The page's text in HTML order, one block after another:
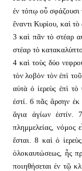
ἐν τόπῳ οὗ σφάζουσι
ἔναντι Κυρίου, καὶ
3 καὶ πᾶν τὸ στέαρ
στέαρ τὸ
4 καὶ τοὺς δύο
τὸν λοβὸν τὸν ἐπὶ
αὐτὰ ὁ ἱερεὺς ἐπὶ
ἐστί. 6 πᾶς ἄρσην ἐκ
ἅγια ἁγίων ἐστίν.
πλημμελείας, νόμος
ἔσται. 8 καὶ ὁ
ὁλοκαυτώσεως, ἧς
ποιηθήσεται ἐν τῷ